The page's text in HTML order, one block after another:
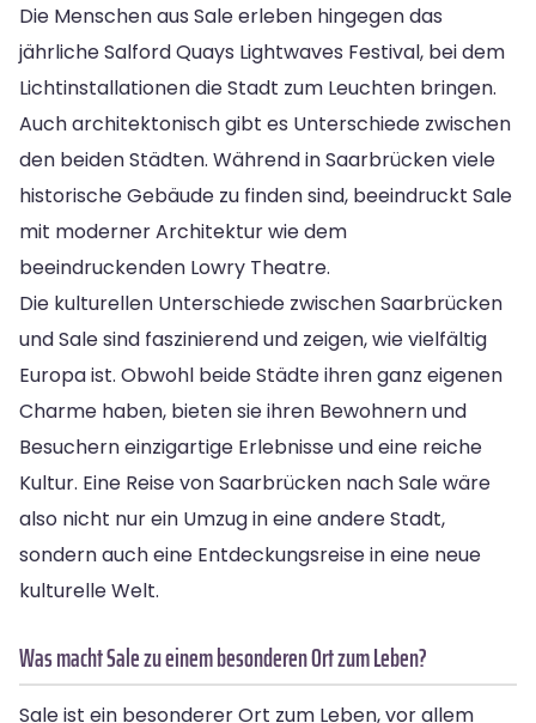
Die Menschen aus Sale erleben hingegen das
jährliche Salford Quays Lightwaves Festival, bei dem
Lichtinstallationen die Stadt zum Leuchten bringen.
Auch architektonisch gibt es Unterschiede zwischen
den beiden Städten. Während in Saarbrücken viele
historische Gebäude zu finden sind, beeindruckt Sale
mit moderner Architektur wie dem
beeindruckenden Lowry Theatre.
Die kulturellen Unterschiede zwischen Saarbrücken
und Sale sind faszinierend und zeigen, wie vielfältig
Europa ist. Obwohl beide Städte ihren ganz eigenen
Charme haben, bieten sie ihren Bewohnern und
Besuchern einzigartige Erlebnisse und eine reiche
Kultur. Eine Reise von Saarbrücken nach Sale wäre
also nicht nur ein Umzug in eine andere Stadt,
sondern auch eine Entdeckungsreise in eine neue
kulturelle Welt.
Was macht Sale zu einem besonderen Ort zum Leben?
Sale ist ein besonderer Ort zum Leben, vor allem